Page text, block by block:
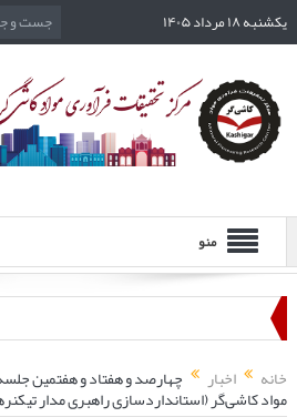
یکشنبه ۱۸ مرداد ۱۴۰۵
منو
خانه اخبار چهارصد و هفتاد و هفتمین
مواد کاشی‌گر (استانداردسازی راهبری مدار